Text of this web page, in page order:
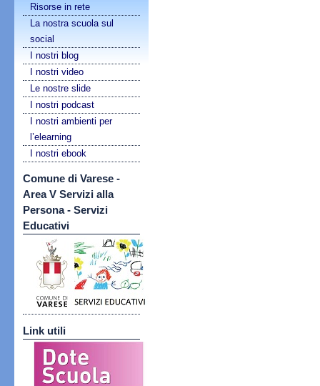
Risorse in rete
La nostra scuola sul
social
I nostri blog
I nostri video
Le nostre slide
I nostri podcast
I nostri ambienti per
l’elearning
I nostri ebook
Comune di Varese -
Area V Servizi alla
Persona - Servizi
Educativi
Link utili